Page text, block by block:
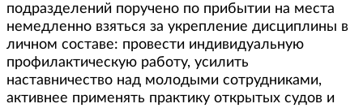
подразделений поручено по прибытии на места
немедленно взяться за укрепление дисциплины в
личном составе: провести индивидуальную
профилактическую работу, усилить
наставничество над молодыми сотрудниками,
активнее применять практику открытых судов и